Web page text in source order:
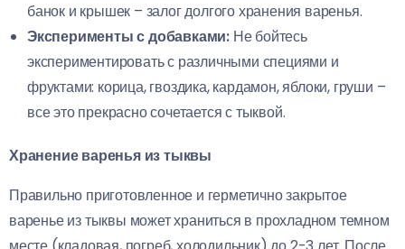
банок и крышек – залог долгого хранения варенья.
Эксперименты с добавками: Не бойтесь
экспериментировать с различными специями и
фруктами: корица, гвоздика, кардамон, яблоки, груши –
все это прекрасно сочетается с тыквой.
Хранение варенья из тыквы
Правильно приготовленное и герметично закрытое
варенье из тыквы может храниться в прохладном темном